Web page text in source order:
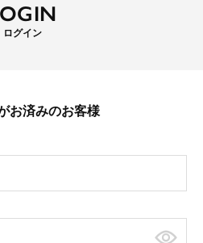
ログイン
お済みのお客様